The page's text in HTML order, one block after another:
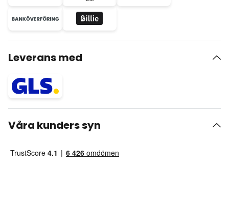
Leverans med
Våra kunders syn